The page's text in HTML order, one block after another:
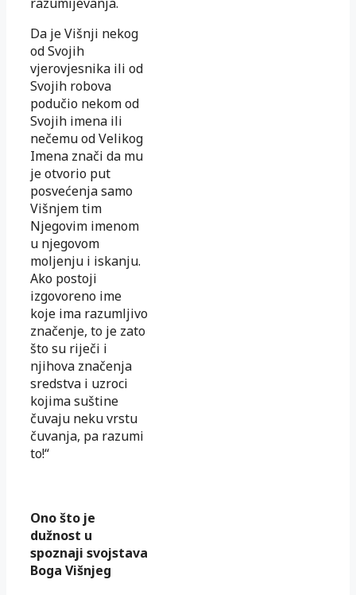
Da je Višnji nekog
od Svojih
vjerovjesnika ili od
Svojih robova
podučio nekom od
Svojih imena ili
nečemu od Velikog
Imena znači da mu
je otvorio put
posvećenja samo
Višnjem tim
Njegovim imenom
u njegovom
moljenju i iskanju.
Ako postoji
izgovoreno ime
koje ima razumljivo
značenje, to je zato
što su riječi i
njihova značenja
sredstva i uzroci
kojima suštine
čuvaju neku vrstu
čuvanja, pa razumi
to!“
Ono što je
dužnost u
spoznaji svojstava
Boga Višnjeg